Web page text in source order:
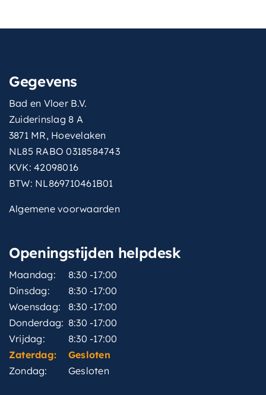
Gegevens
Bad en Vloer B.V.
Zuiderinslag 8 A
3871 MR, Hoevelaken
NL85 RABO 0318584743
KVK: 42098016
BTW: NL869710461B01
Algemene voorwaarden
Openingstijden helpdesk
Maandag:
8:30 -17:00
Dinsdag:
8:30 -17:00
Woensdag:
8:30 -17:00
Donderdag: 8:30 -17:00
Vrijdag:
8:30 -17:00
Zaterdag:
Gesloten
Zondag:
Gesloten